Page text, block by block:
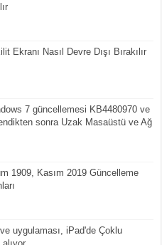
Ekranı Nasıl Devre Dışı Bırakılır
7 güncellemesi KB4480970 ve
sonra Uzak Masaüstü ve Ağ
1909, Kasım 2019 Güncelleme
uygulaması, iPad'de Çoklu